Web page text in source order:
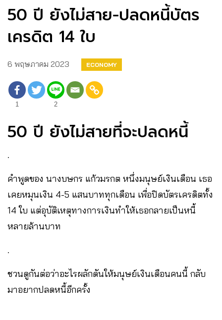
50 ปี ยังไม่สาย-ปลดหนี้บัตร
เครดิต 14 ใบ
6 พฤษภาคม 2023 ECONOMY
1 2
50 ปี ยังไม่สายที่จะปลดหนี้
.
คำพูดของ นางบษกร แก้วมรกต หนึ่งมนุษย์เงินเดือน เธอ
เคยหมุนเงิน 4-5 แสนบาททุกเดือน เพื่อปิดบัตรเครดิตทั้ง
14 ใบ แต่อุบัติเหตุทางการเงินทำให้เธอกลายเป็นหนี้
หลายล้านบาท
.
ชวนดูกันต่อว่าอะไรผลักดันให้มนุษย์เงินเดือนคนนี้ กลับ
มาอยากปลดหนี้อีกครั้ง